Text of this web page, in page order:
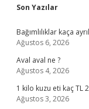
Sidebar
Son Yazılar
Bağımlılıklar kaça
Ağustos 6, 2026
Aval aval ne ?
Ağustos 4, 2026
1 kilo kuzu eti kaç TL
Ağustos 3, 2026